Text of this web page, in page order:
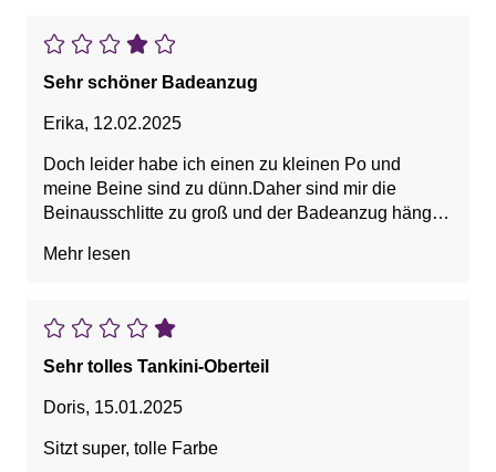
Sehr schöner Badeanzug
Erika, 12.02.2025
Doch leider habe ich einen zu kleinen Po und
meine Beine sind zu dünn.Daher sind mir die
Beinausschlitte zu groß und der Badeanzug hängt
wirklich sehr schön,doch leider für mich nicht
Mehr lesen
Sehr tolles Tankini-Oberteil
Doris, 15.01.2025
Sitzt super, tolle Farbe